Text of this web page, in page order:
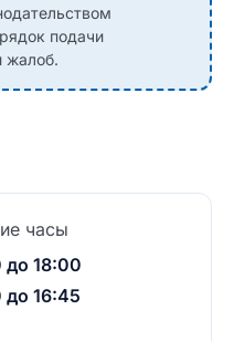
подачи
жалоб.
часы
до 18:00
до 16:45